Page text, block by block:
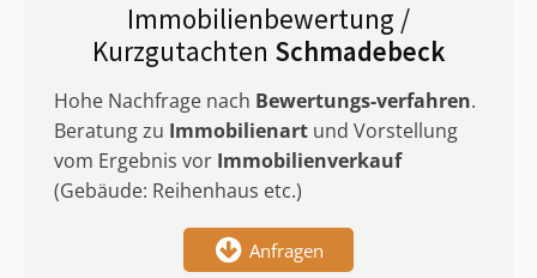
Immobilienbewertung /
Kurzgutachten Schmadebeck
Hohe Nachfrage nach Bewertungs-verfahren.
Beratung zu Immobilienart und Vorstellung
vom Ergebnis vor Immobilienverkauf
(Gebäude: Reihenhaus etc.)
Anfragen